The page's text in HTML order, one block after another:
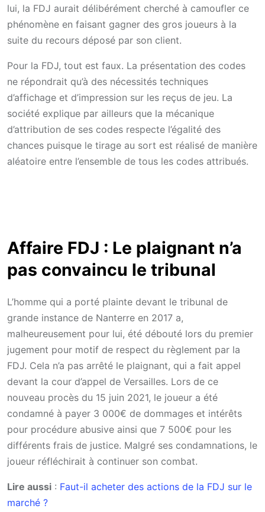
lui, la FDJ aurait délibérément cherché à camoufler ce
phénomène en faisant gagner des gros joueurs à la
suite du recours déposé par son client.
Pour la FDJ, tout est faux. La présentation des codes
ne répondrait qu’à des nécessités techniques
d’affichage et d’impression sur les reçus de jeu. La
société explique par ailleurs que la mécanique
d’attribution de ses codes respecte l’égalité des
chances puisque le tirage au sort est réalisé de manière
aléatoire entre l’ensemble de tous les codes attribués.
Affaire FDJ : Le plaignant n’a
pas convaincu le tribunal
L’homme qui a porté plainte devant le tribunal de
grande instance de Nanterre en 2017 a,
malheureusement pour lui, été débouté lors du premier
jugement pour motif de respect du règlement par la
FDJ. Cela n’a pas arrêté le plaignant, qui a fait appel
devant la cour d’appel de Versailles. Lors de ce
nouveau procès du 15 juin 2021, le joueur a été
condamné à payer 3 000€ de dommages et intérêts
pour procédure abusive ainsi que 7 500€ pour les
différents frais de justice. Malgré ses condamnations, le
joueur réfléchirait à continuer son combat.
Lire aussi : Faut-il acheter des actions de la FDJ sur le
marché ?